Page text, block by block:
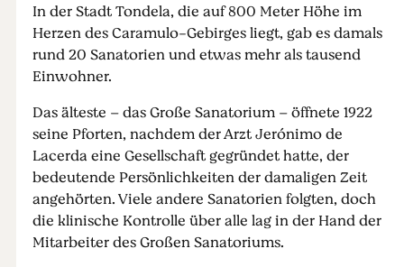
In der Stadt Tondela, die auf 800 Meter Höhe im
Herzen des Caramulo-Gebirges liegt, gab es damals
rund 20 Sanatorien und etwas mehr als tausend
Einwohner.
Das älteste – das Große Sanatorium – öffnete 1922
seine Pforten, nachdem der Arzt Jerónimo de
Lacerda eine Gesellschaft gegründet hatte, der
bedeutende Persönlichkeiten der damaligen Zeit
angehörten. Viele andere Sanatorien folgten, doch
die klinische Kontrolle über alle lag in der Hand der
Mitarbeiter des Großen Sanatoriums.